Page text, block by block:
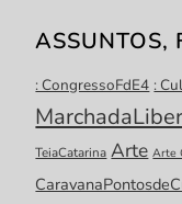
ASSUNTOS,
: CongressoFdE4 :
TeiaCatarina Arte Arte